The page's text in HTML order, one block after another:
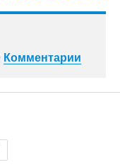
Комментарии